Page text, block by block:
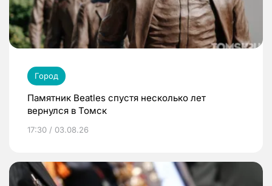
Город
Памятник Beatles спустя несколько лет
вернулся в Томск
17:30 / 03.08.26